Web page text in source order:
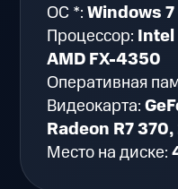
ОС *:Windows
Процессор:
AMD FX-4350
Оперативная
Видеокарта:
Radeon R7 370,
Место на диске: